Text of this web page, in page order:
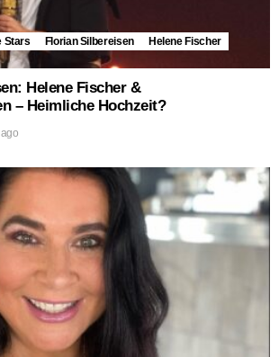
Stars Florian Silbereisen
Helene Fischer
Helene Fischer &
– Heimliche Hochzeit?